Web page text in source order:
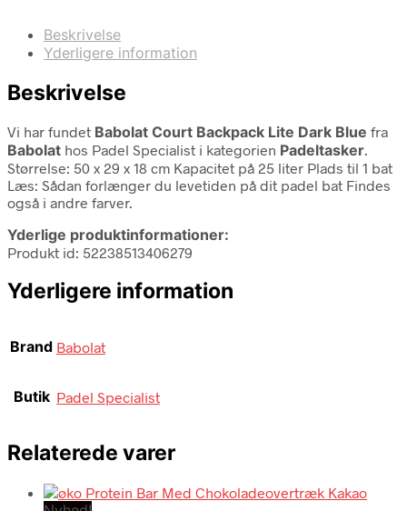
Beskrivelse
Yderligere information
Beskrivelse
Vi har fundet Babolat Court Backpack Lite Dark Blue fra
Babolat hos Padel Specialist i kategorien Padeltasker.
Størrelse: 50 x 29 x 18 cm Kapacitet på 25 liter Plads til 1 bat
Læs: Sådan forlænger du levetiden på dit padel bat Findes
også i andre farver.
Yderlige produktinformationer:
Produkt id: 52238513406279
Yderligere information
Brand Babolat
Butik Padel Specialist
Relaterede varer